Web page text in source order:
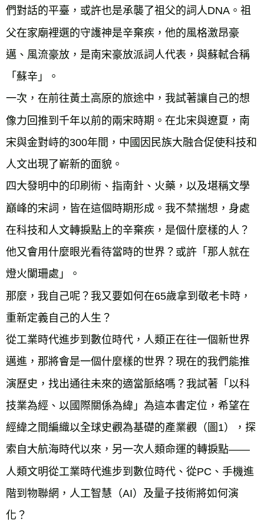
們對話的平臺，或許也是承襲了祖父的詞人DNA。祖
父在家廟裡選的守護神是辛棄疾，他的風格激昂豪
邁、風流豪放，是南宋豪放派詞人代表，與蘇軾合稱
「蘇辛」。
一次，在前往黃土高原的旅途中，我試著讓自己的想
像力回推到千年以前的兩宋時期。在北宋與遼夏，南
宋與金對峙的300年間，中國因民族大融合促使科技和
人文出現了嶄新的面貌。
四大發明中的印刷術、指南針、火藥，以及堪稱文學
巔峰的宋詞，皆在這個時期形成。我不禁揣想，身處
在科技和人文轉捩點上的辛棄疾，是個什麼樣的人？
他又會用什麼眼光看待當時的世界？或許「那人就在
燈火闌珊處」。
那麼，我自己呢？我又要如何在65歲拿到敬老卡時，
重新定義自己的人生？
從工業時代進步到數位時代，人類正在往一個新世界
邁進，那將會是一個什麼樣的世界？現在的我們能推
演歷史，找出通往未來的適當脈絡嗎？我試著「以科
技業為經、以國際關係為緯」為這本書定位，希望在
經緯之間編織以全球史觀為基礎的產業觀（圖1），探
索自大航海時代以來，另一次人類命運的轉捩點——
人類文明從工業時代進步到數位時代、從PC、手機進
階到物聯網，人工智慧（AI）及量子技術將如何演
化？